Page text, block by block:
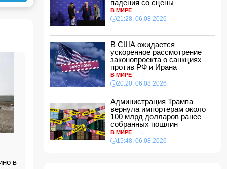
в
12:34, 07.08.2026
Житель Гёйчая напал с ножом на
12:28, 07.08.2026
В Нахчыванской АР сотрудники МЧС спасли
тонувшего человека
12:12, 07.08.2026
Макгрегор заявил о начале подготовки к
возвращению в октагон
Опасный вирус приближается к границе
Турции
11:48, 07.08.2026
Женщина попала за решетку из-за
падения со сцены
В МИРЕ
21:28, 06.08.2026
В США ожидается
ускоренное рассмотрение
законопроекта о санкциях
против РФ и Ирана
В МИРЕ
20:20, 06.08.2026
Администрация Трампа
вернула импортерам около
100 млрд долларов ранее
собранных пошлин
В МИРЕ
15:48, 06.08.2026